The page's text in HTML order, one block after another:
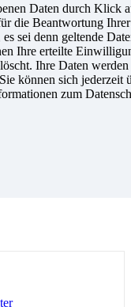
Daten durch Klick
die Beantwortung
sei denn geltende
Ihre erteilte
Ihre Daten
können sich
zum